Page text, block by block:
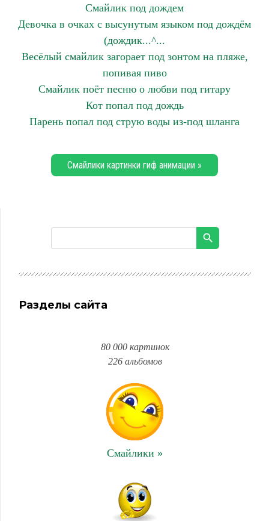
Смайлик под дождем
Девочка в очках с высунутым языком под дождём
(дождик...^...
Весёлый смайлик загорает под зонтом на пляже,
попивая пиво
Смайлик поёт песню о любви под гитару
Кот попал под дождь
Парень попал под струю воды из-под шланга
Смайлики картинки гиф анимации »
Разделы сайта
80 000 картинок
226 альбомов
Смайлики »